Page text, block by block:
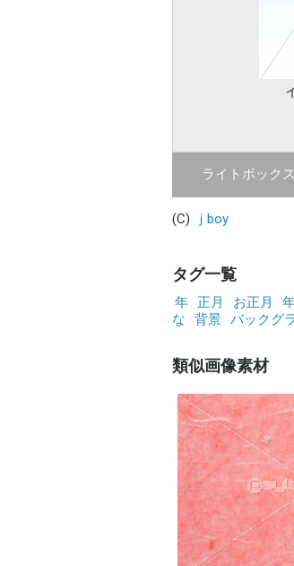
ライトボック
(C) ｊboy
タグ一覧
年 正月 お正月
な
背景 バックグ
類似画像素材